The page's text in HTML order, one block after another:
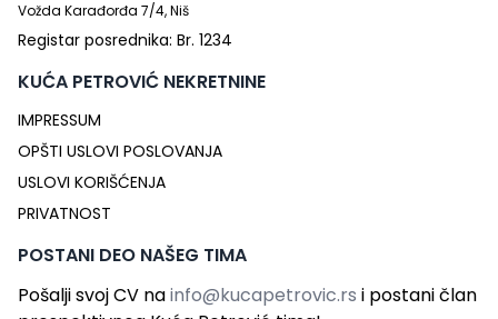
Vožda Karađorđa 7/4, Niš
Registar posrednika: Br. 1234
KUĆA PETROVIĆ NEKRETNINE
IMPRESSUM
OPŠTI USLOVI POSLOVANJA
USLOVI KORIŠĆENJA
PRIVATNOST
POSTANI DEO NAŠEG TIMA
Pošalji svoj CV nainfo@kucapetrovic.rs i postani član